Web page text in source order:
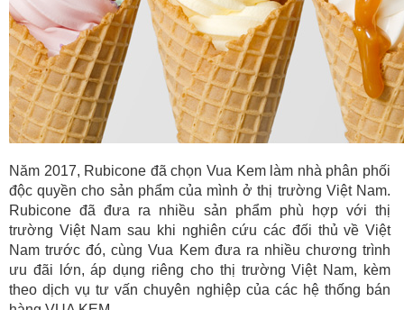
Năm 2017, Rubicone đã chọn Vua Kem làm nhà phân phối
độc quyền cho sản phẩm của mình ở thị trường Việt Nam.
Rubicone đã đưa ra nhiều sản phẩm phù hợp với thị
trường Việt Nam sau khi nghiên cứu các đối thủ về Việt
Nam trước đó, cùng Vua Kem đưa ra nhiều chương trình
ưu đãi lớn, áp dụng riêng cho thị trường Việt Nam, kèm
theo dịch vụ tư vấn chuyên nghiệp của các hệ thống bán